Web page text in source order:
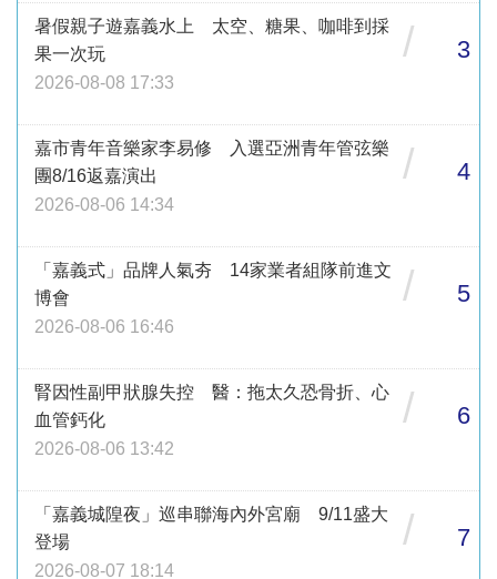
暑假親子遊嘉義水上 太空、糖果、咖啡到採
果一次玩
2026-08-08 17:33
/ 3
嘉市青年音樂家李易修 入選亞洲青年管弦樂
團8/16返嘉演出
2026-08-06 14:34
/ 4
「嘉義式」品牌人氣夯 14家業者組隊前進文
博會
2026-08-06 16:46
/ 5
腎因性副甲狀腺失控 醫：拖太久恐骨折、心
血管鈣化
2026-08-06 13:42
/ 6
「嘉義城隍夜」巡串聯海內外宮廟 9/11盛大
登場
2026-08-07 18:14
/ 7